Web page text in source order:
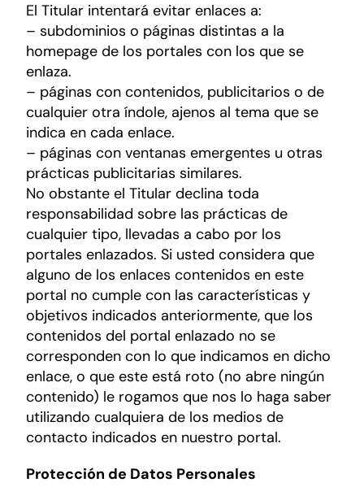
El Titular intentará evitar enlaces a:
– subdominios o páginas distintas a la
homepage de los portales con los que se
enlaza.
– páginas con contenidos, publicitarios o de
cualquier otra índole, ajenos al tema que se
indica en cada enlace.
– páginas con ventanas emergentes u otras
prácticas publicitarias similares.
No obstante el Titular declina toda
responsabilidad sobre las prácticas de
cualquier tipo, llevadas a cabo por los
portales enlazados. Si usted considera que
alguno de los enlaces contenidos en este
portal no cumple con las características y
objetivos indicados anteriormente, que los
contenidos del portal enlazado no se
corresponden con lo que indicamos en dicho
enlace, o que este está roto (no abre ningún
contenido) le rogamos que nos lo haga saber
utilizando cualquiera de los medios de
contacto indicados en nuestro portal.
Protección de Datos Personales